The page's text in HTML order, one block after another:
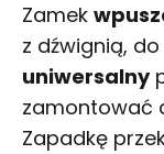
Zamek
z dźwignią,
uniwersalny
zamontować
Zapadkę